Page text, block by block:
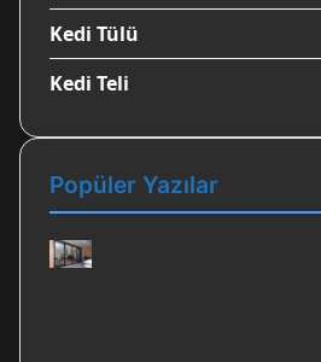
Kedi Tülü
Kedi Teli
Popüler Yazılar